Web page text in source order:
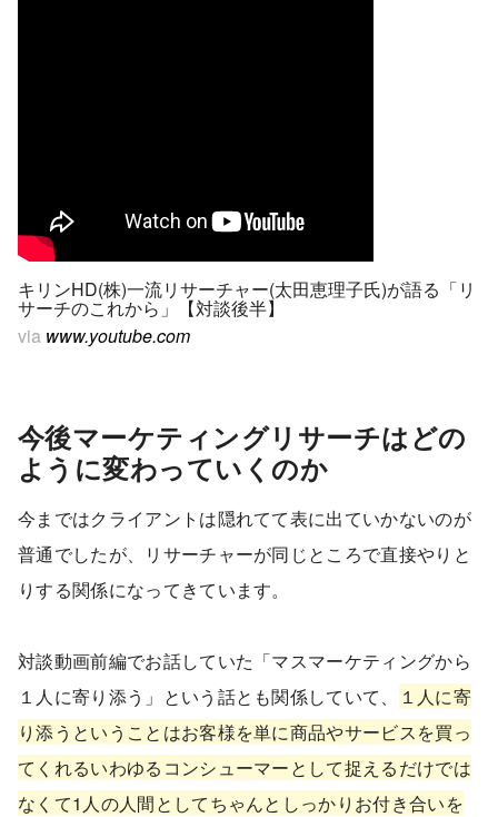
キリンHD(株)一流リサーチャー(太田恵理子氏)が語る「リ
サーチのこれから」【対談後半】
via www.youtube.com
今後マーケティングリサーチはどの
ように変わっていくのか
今まではクライアントは隠れてて表に出ていかないのが
普通でしたが、リサーチャーが同じところで直接やりと
りする関係になってきています。
対談動画前編でお話していた「マスマーケティングから
１人に寄り添う」という話とも関係していて、
１人に寄
り添うということはお客様を単に商品やサービスを買っ
てくれるいわゆるコンシューマーとして捉えるだけでは
なくて1人の人間としてちゃんとしっかりお付き合いを